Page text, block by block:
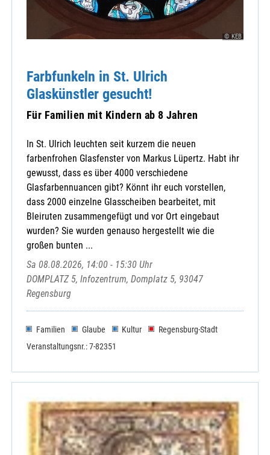
© KEB
Farbfunkeln in St. Ulrich
Glaskünstler gesucht!
Für Familien mit Kindern ab 8 Jahren
In St. Ulrich leuchten seit kurzem die neuen
farbenfrohen Glasfenster von Markus Lüpertz. Habt ihr
gewusst, dass es über 4000 verschiedene
Glasfarbennuancen gibt? Könnt ihr euch vorstellen,
dass 2000 einzelne Glasscheiben bearbeitet, mit
Bleiruten zusammengefügt und vor Ort eingebaut
wurden? Sie wurden genauso hergestellt wie die
großen bunten ...
Sa 08.08.2026, 14:00 - 15:30 Uhr
DOMPLATZ 5, Infozentrum, Domplatz 5, 93047
Regensburg
Familien Glaube Kultur
Regensburg-Stadt
Veranstaltungsnr.: 7-82351